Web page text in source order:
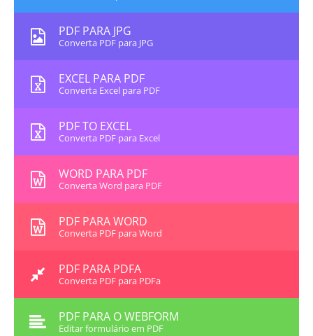
PDF PARA JPG
Converta PDF para JPG
EXCEL PARA PDF
Converta Excel para PDF
PDF TO EXCEL
Converta PDF para Excel
WORD PARA PDF
Converta Word para PDF
PDF PARA WORD
Converta PDF para Word
PDF PARA PDFA
Converta PDF para PDFa
PDF PARA O WEBFORM
Editar formulário em PDF